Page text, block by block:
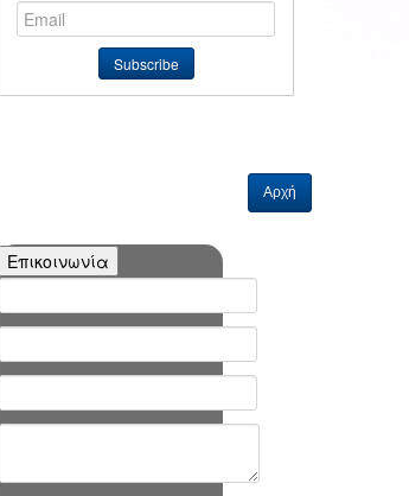
Αρχή